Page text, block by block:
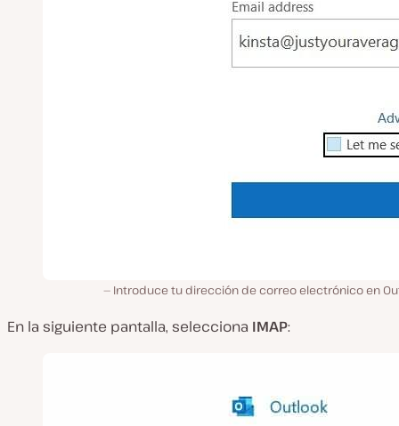
Introduce tu dirección de correo electrónico en
En la siguiente pantalla, selecciona IMAP: